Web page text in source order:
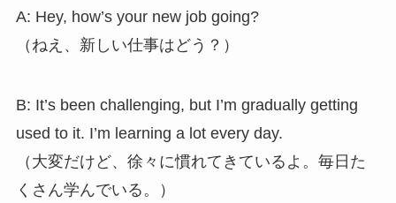
A: Hey, how’s your new job going?
（ねえ、新しい仕事はどう？）
B: It’s been challenging, but I’m gradually getting
used to it. I’m learning a lot every day.
（大変だけど、徐々に慣れてきているよ。毎日た
くさん学んでいる。）